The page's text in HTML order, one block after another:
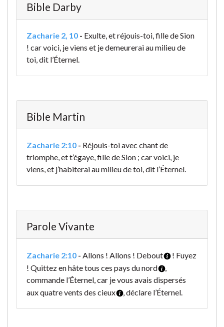
Bible Darby
Zacharie 2, 10 - Exulte, et réjouis-toi, fille de Sion
! car voici, je viens et je demeurerai au milieu de
toi, dit l’Éternel.
Bible Martin
Zacharie 2:10 - Réjouis-toi avec chant de
triomphe, et t’égaye, fille de Sion ; car voici, je
viens, et j’habiterai au milieu de toi, dit l’Éternel.
Parole Vivante
Zacharie 2:10 - Allons ! Allons ! Debout
! Fuyez
! Quittez en hâte tous ces pays du nord
,
commande l’Éternel, car je vous avais dispersés
aux quatre vents des cieux
, déclare l’Éternel.